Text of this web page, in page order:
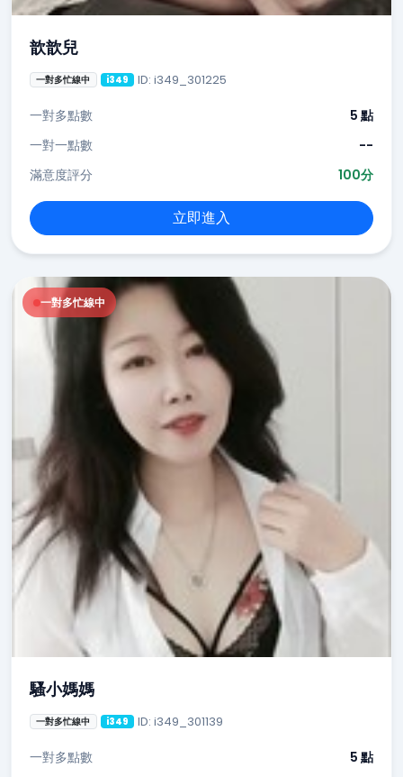
歆歆兒
一對多忙線中 i349 ID: i349_301225
一對多點數
5 點
一對一點數
--
滿意度評分
100分
立即進入
一對多忙線中
騷小媽媽
一對多忙線中 i349 ID: i349_301139
一對多點數 5 點